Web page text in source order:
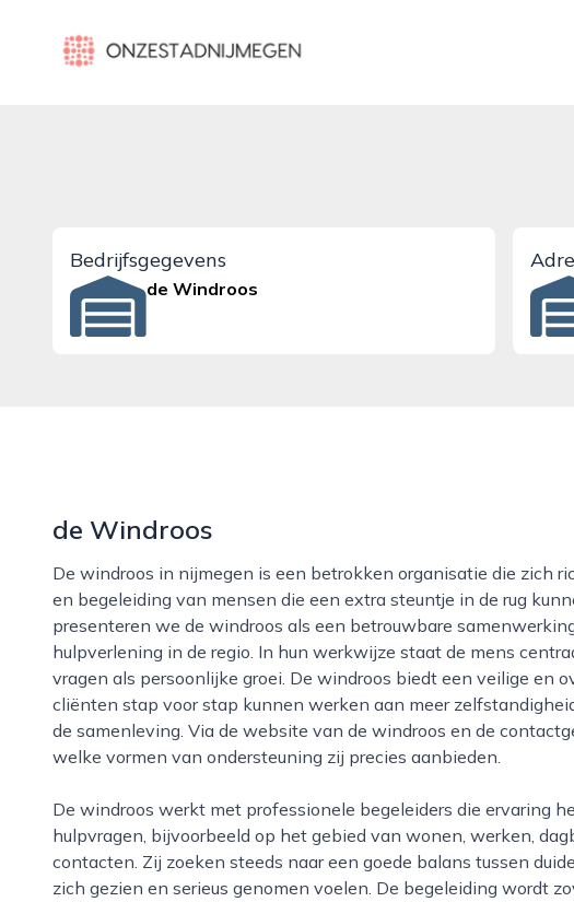
onzestadnijmegen.nl
Bedrijfsgegevens
de Windroos
de Windroos
De windroos in nijmegen is een betrokken organisatie die zich richt op ondersteuning, ontwikkeling
en begeleiding van mensen die een extra steuntje in de rug
presenteren we de windroos als een betrouwbare
hulpverlening in de regio. In hun werkwijze staat de mens
vragen als persoonlijke groei. De windroos biedt een veilige en
cliënten stap voor stap kunnen werken aan meer
de samenleving. Via de website van de windroos en de
welke vormen van ondersteuning zij precies aanbieden.
De windroos werkt met professionele begeleiders die ervaring hebben met uiteenlopende
hulpvragen, bijvoorbeeld op het gebied van wonen, werken,
contacten. Zij zoeken steeds naar een goede balans tussen
zich gezien en serieus genomen voelen. De begeleiding wordt